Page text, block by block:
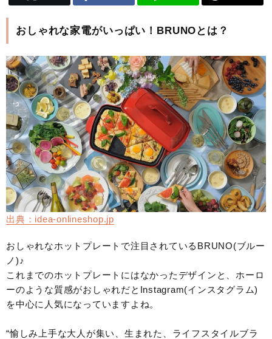
おしゃれな家電がいっぱい！BRUNOとは？
出典：idea-onlineshop.jp
おしゃれなホットプレートで注目されているBRUNO(ブルー
ノ)♪
これまでのホットプレートにはなかったデザインと、ホーロ
ーのような質感がおしゃれだとInstagram(インスタグラム)
を中心に人気になっていますよね。
“愉しみ上手な大人が集い、生まれた、ライフスタイルブラ